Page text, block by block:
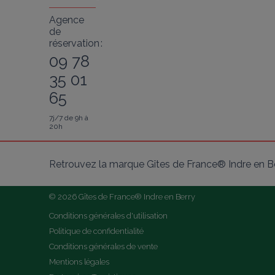
Agence
de
réservation :
09 78
35 01
65
7j/7 de 9h à
20h
Retrouvez la marque Gîtes de France® Indre en
© 2026 Gîtes de France® Indre en Berry
Conditions générales d'utilisation
Politique de confidentialité
Conditions générales de vente
Mentions légales